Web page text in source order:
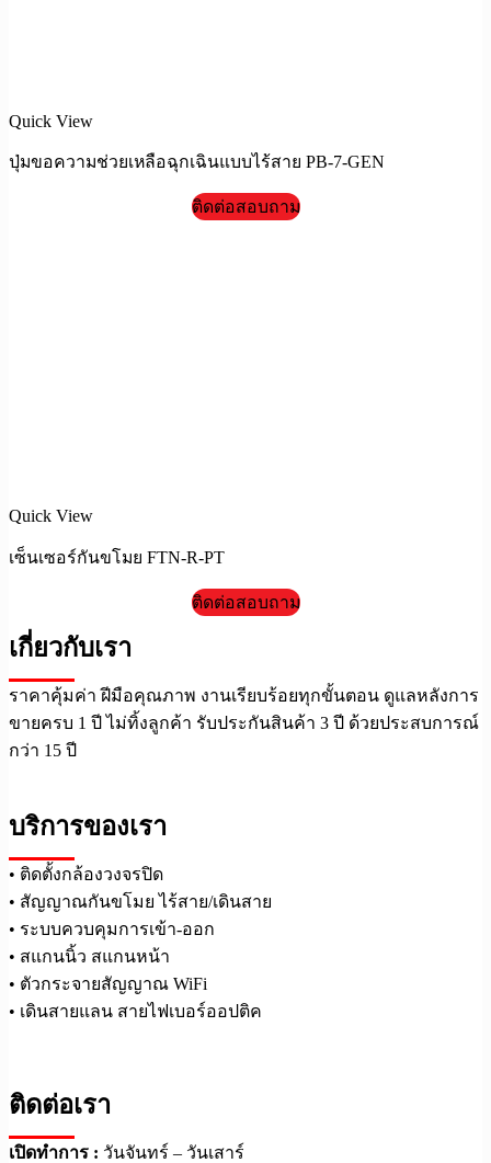
Quick View
ปุ่มขอความช่วยเหลือฉุกเฉินแบบไร้สาย PB-7-GEN
ติดต่อสอบถาม
Quick View
เซ็นเซอร์กันขโมย FTN-R-PT
ติดต่อสอบถาม
เกี่ยวกับเรา
ราคาคุ้มค่า ฝีมือคุณภาพ งานเรียบร้อยทุกขั้นตอน ดูแลหลังการ
ขายครบ 1 ปี ไม่ทิ้งลูกค้า รับประกันสินค้า 3 ปี ด้วยประสบการณ์
กว่า 15 ปี
บริการของเรา
• ติดตั้งกล้องวงจรปิด
• สัญญาณกันขโมย ไร้สาย/เดินสาย
• ระบบควบคุมการเข้า-ออก
• สแกนนิ้ว สแกนหน้า
• ตัวกระจายสัญญาณ WiFi
• เดินสายแลน สายไฟเบอร์ออปติค
ติดต่อเรา
เปิดทำการ : วันจันทร์ – วันเสาร์